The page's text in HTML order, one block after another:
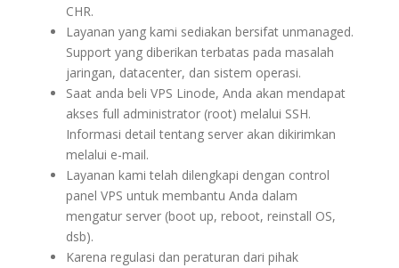
CHR.
Layanan yang kami sediakan bersifat unmanaged.
Support yang diberikan terbatas pada masalah
jaringan, datacenter, dan sistem operasi.
Saat anda beli VPS Linode, Anda akan mendapat
akses full administrator (root) melalui SSH.
Informasi detail tentang server akan dikirimkan
melalui e-mail.
Layanan kami telah dilengkapi dengan control
panel VPS untuk membantu Anda dalam
mengatur server (boot up, reboot, reinstall OS,
dsb).
Karena regulasi dan peraturan dari pihak